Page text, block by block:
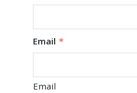
Email *
Email